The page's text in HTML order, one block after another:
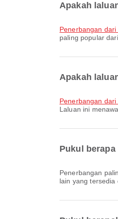
Apakah
penerbangan
paling popular
Apakah
penerbangan
Laluan ini
Pukul
Penerbangan paling awal dari Fort Lauderdale ke Boston dengan JetBlue berlepas pada 06:00. Anda boleh melihat jadual ini dan membandingkan pilihan penerbangan
lain yang tersedia